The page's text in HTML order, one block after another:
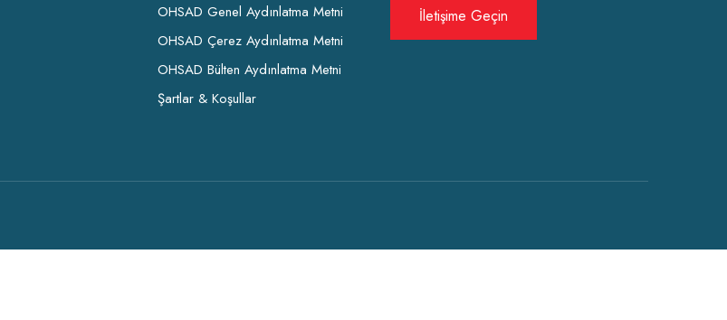
OHSAD Genel Aydınlatma Metni
OHSAD Çerez Aydınlatma Metni
OHSAD Bülten Aydınlatma Metni
Şartlar & Koşullar
İletişime Geçin